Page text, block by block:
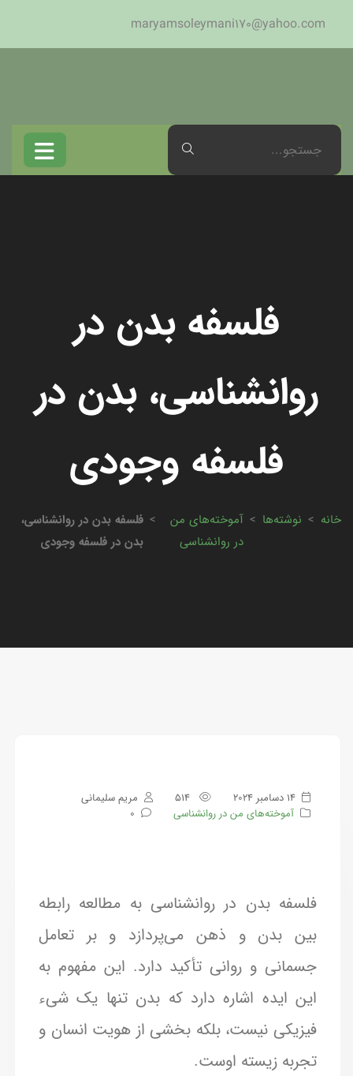
maryamsoleymani170@yahoo.com
فلسفه بدن در
روانشناسی، بدن در
فلسفه وجودی
خانه > نوشته‌ها > آموخته‌های من
در روانشناسی
> فلسفه بدن در روانشناسی،
بدن در فلسفه وجودی
14 دسامبر 2024
مریم سلیمانی
آموخته‌های من در روانشناسی
0
فلسفه بدن در روانشناسی به مطالعه رابطه
بین بدن و ذهن می‌پردازد و بر تعامل
جسمانی و روانی تأکید دارد. این مفهوم به
این ایده اشاره دارد که بدن تنها یک شیء
فیزیکی نیست، بلکه بخشی از هویت انسان و
تجربه زیسته اوست.